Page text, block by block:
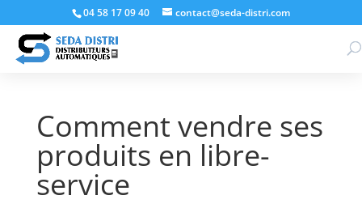
04 58 17 09 40 contact@seda-distri.com
Comment vendre ses
produits en libre-
service